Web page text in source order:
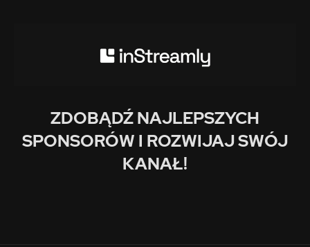
ZDOBĄDŹ NAJLEPSZYCH
SPONSORÓW I ROZWIJAJ SWÓJ
KANAŁ!